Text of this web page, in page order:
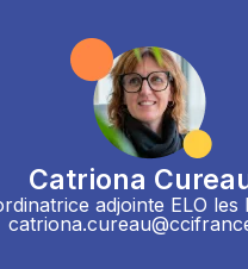
Catriona
adjointe ELO les